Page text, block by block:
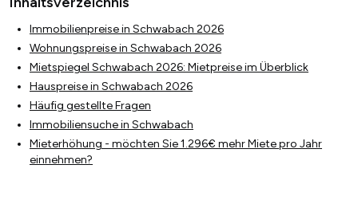
Immobilienpreise in Schwabach 2026
Wohnungspreise in Schwabach 2026
Mietspiegel Schwabach 2026: Mietpreise im Überblick
Hauspreise in Schwabach 2026
Häufig gestellte Fragen
Immobiliensuche in Schwabach
Mieterhöhung - möchten Sie 1.296€ mehr Miete pro Jahr
einnehmen?